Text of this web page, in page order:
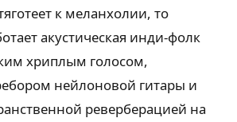
к меланхолии, то
акустическая инди-фолк
хриплым голосом,
нейлоновой гитары и
реверберацией на